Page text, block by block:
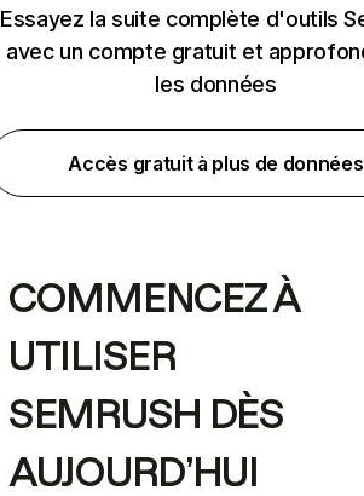
Essayez la suite complète d'outils
avec un compte gratuit et
les données
Accès gratuit à plus de données
COMMENCEZ À
UTILISER
SEMRUSH DÈS
AUJOURD’HUI